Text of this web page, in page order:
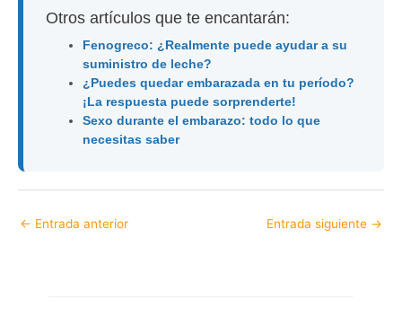
Otros artículos que te encantarán:
Fenogreco: ¿Realmente puede ayudar a su
suministro de leche?
¿Puedes quedar embarazada en tu período?
¡La respuesta puede sorprenderte!
Sexo durante el embarazo: todo lo que
necesitas saber
← Entrada anterior Entrada siguiente →